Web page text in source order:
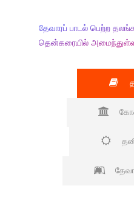
தேவாரப் பாடல் பெற்ற
தென்கரையில்